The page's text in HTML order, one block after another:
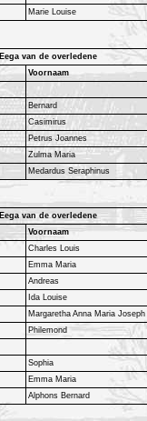
Marie Louise
Eega van de overledene
Voornaam
Bernard
Casimirus
Petrus Joannes
Zulma Maria
Medardus Seraphinus
Eega van de overledene
Voornaam
Charles Louis
Emma Maria
Andreas
Ida Louise
Margaretha Anna Maria Joseph
Philemond
Sophia
Emma Maria
Alphons Bernard